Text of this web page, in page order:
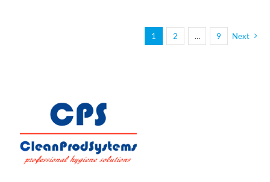
1 2 … 9 Next